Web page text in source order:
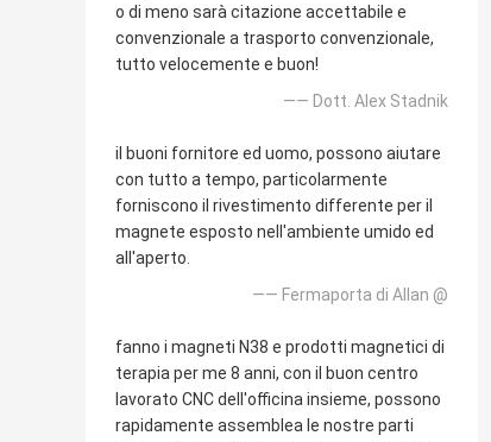
o di meno sarà citazione accettabile e
convenzionale a trasporto convenzionale,
tutto velocemente e buon!
—— Dott. Alex Stadnik
il buoni fornitore ed uomo, possono aiutare
con tutto a tempo, particolarmente
forniscono il rivestimento differente per il
magnete esposto nell'ambiente umido ed
all'aperto.
—— Fermaporta di Allan @
fanno i magneti N38 e prodotti magnetici di
terapia per me 8 anni, con il buon centro
lavorato CNC dell'officina insieme, possono
rapidamente assemblea le nostre parti